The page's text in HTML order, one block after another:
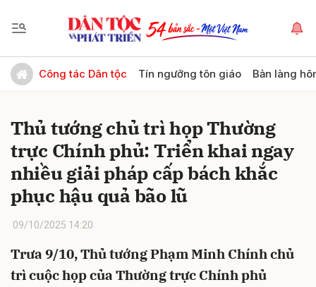
Công tác Dân tộc Tín ngưỡng tôn giáo Bản làng
Thủ tướng chủ trì họp Thường
trực Chính phủ: Triển khai ngay
nhiều giải pháp cấp bách khắc
phục hậu quả bão lũ
09/10/2025 14:20
Trưa 9/10, Thủ tướng Phạm Minh Chính chủ
trì cuộc họp của Thường trực Chính phủ
Gửi bình luận